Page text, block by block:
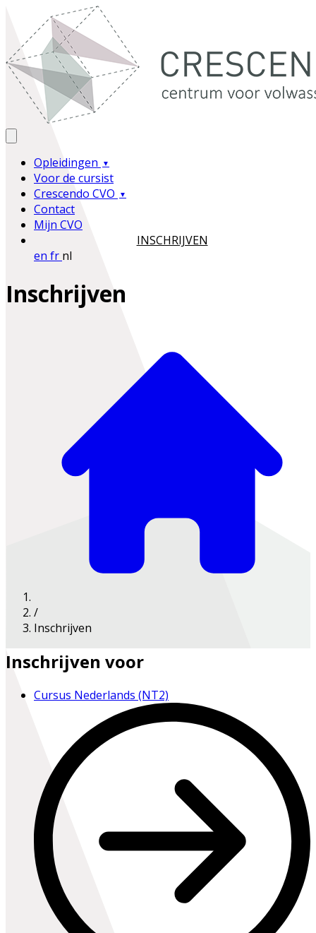
Opleidingen
Voor de cursist
Crescendo CVO
Contact
Mijn CVO
INSCHRIJVEN
en fr nl
Inschrijven
/
Inschrijven
Inschrijven voor
Cursus Nederlands (NT2)